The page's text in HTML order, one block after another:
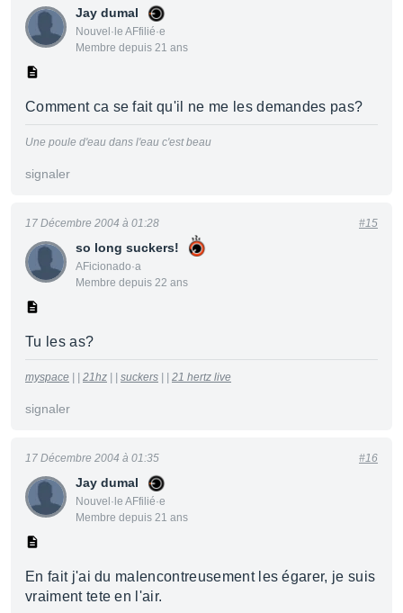
Jay dumal
Nouvel·le AFfilié·e
Membre depuis 21 ans
Comment ca se fait qu'il ne me les demandes pas?
Une poule d'eau dans l'eau c'est beau
signaler
so long suckers!
AFicionado·a
Membre depuis 22 ans
17 Décembre 2004 à 01:28 #15
Tu les as?
myspace 21hz suckers 21 hertz live
signaler
Jay dumal
Nouvel·le AFfilié·e
Membre depuis 21 ans
17 Décembre 2004 à 01:35 #16
En fait j'ai du malencontreusement les égarer, je suis
vraiment tete en l'air.